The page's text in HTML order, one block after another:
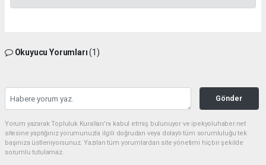
Okuyucu Yorumları(1)
Gönder
Yorum yazarak Topluluk Kuralları’nı kabul etmiş bulunuyor ve ipekyoluhaber.net
sitesine yaptığınız yorumunuzla ilgili doğrudan veya dolaylı tüm sorumluluğu tek
başınıza üstleniyorsunuz. Yazılan tüm yorumlardan site yönetimi hiçbir şekilde
sorumlu tutulamaz.